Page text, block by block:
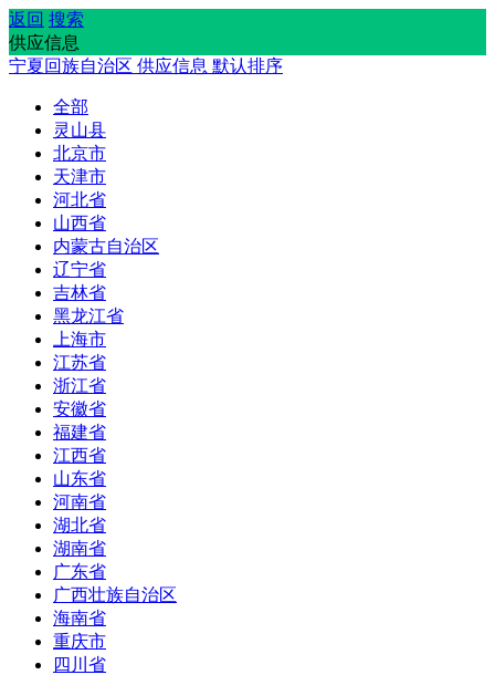
返回 搜索
供应信息
宁夏回族自治区 供应信息 默认排序
全部
灵山县
北京市
天津市
河北省
山西省
内蒙古自治区
辽宁省
吉林省
黑龙江省
上海市
江苏省
浙江省
安徽省
福建省
江西省
山东省
河南省
湖北省
湖南省
广东省
广西壮族自治区
海南省
重庆市
四川省